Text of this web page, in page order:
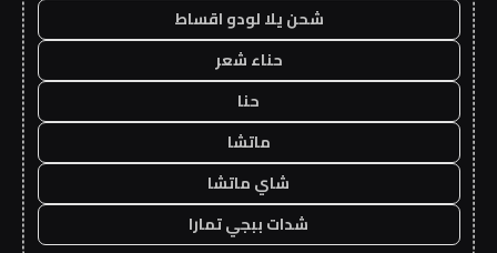
شحن يلا لودو اقساط
حناء شعر
حنا
ماتشا
شاي ماتشا
شدات ببجي تمارا